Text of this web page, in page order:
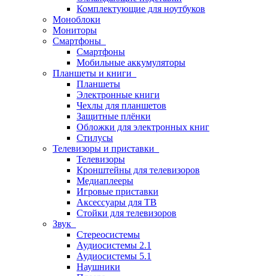
Комплектующие для ноутбуков
Моноблоки
Мониторы
Смартфоны
Смартфоны
Мобильные аккумуляторы
Планшеты и книги
Планшеты
Электронные книги
Чехлы для планшетов
Защитные плёнки
Обложки для электронных книг
Стилусы
Телевизоры и приставки
Телевизоры
Кронштейны для телевизоров
Медиаплееры
Игровые приставки
Аксессуары для ТВ
Стойки для телевизоров
Звук
Стереосистемы
Аудиосистемы 2.1
Аудиосистемы 5.1
Наушники